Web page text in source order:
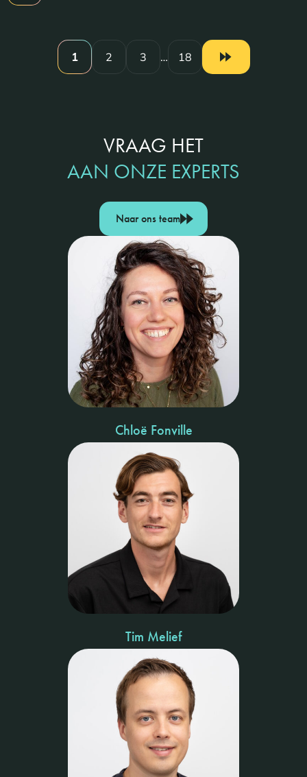
1 2 3 … 18
VRAAG HET
AAN ONZE EXPERTS
Naar ons team
Chloë Fonville
Tim Melief